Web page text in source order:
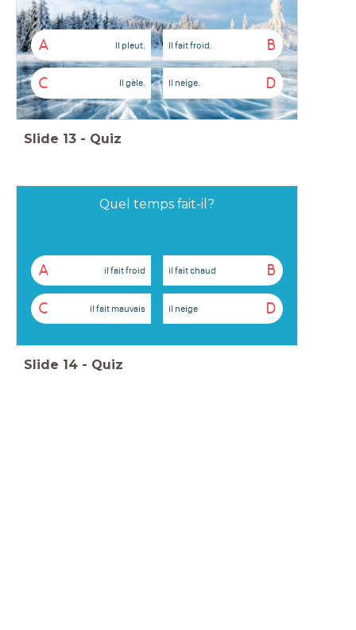
A Il pleut. B
Il fait froid.
C Il gèle. D
Il neige.
Slide 13 - Quiz
Quel temps fait-il?
A il fait froid B
il fait chaud
C il fait mauvais D
il neige
Slide 14 - Quiz